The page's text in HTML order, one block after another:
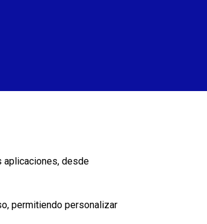
aplicaciones, desde
permitiendo personalizar